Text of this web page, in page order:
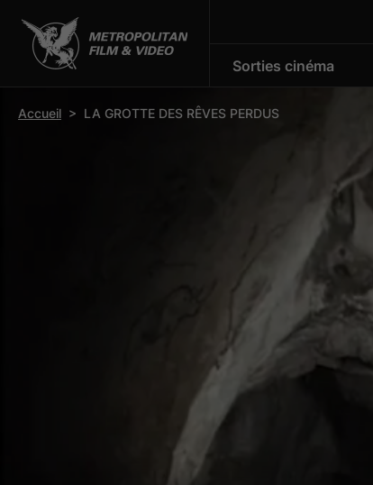
barre d’outils
Sorties cinéma
Accueil > LA GROTTE DES RÊVES PERDUS